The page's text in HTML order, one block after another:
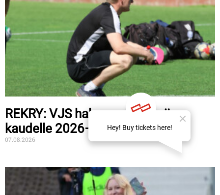
REKRY: VJS hakee valmentajia
kaudelle 2026–2027
07.08.2026